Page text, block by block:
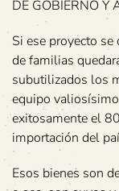
DE GOBIERNO Y
Si ese proyecto
de familias
subutilizados los
equipo
exitosamente el
importación del
Esos bienes son